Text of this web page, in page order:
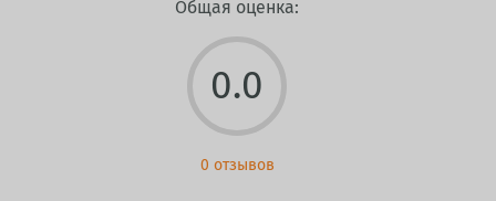
Общая оценка:
0.0
0 отзывов